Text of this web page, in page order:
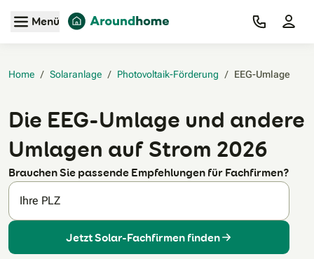
Zum Hauptinhalt
Menü
Home / Solaranlage / Photovoltaik-Förderung / EEG-Umlage‎
Die EEG-Umlage und andere
Umlagen auf Strom 2026
Brauchen Sie passende Empfehlungen für Fachfirmen?
Ihre PLZ
Jetzt Solar-Fachfirmen finden